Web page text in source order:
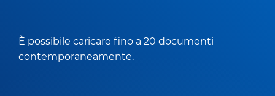
È possibile caricare fino a 20 documenti
contemporaneamente.